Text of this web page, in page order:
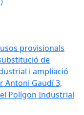
provisionals
de
i ampliació
Antoni Gaudí 3,
Polígon Industrial